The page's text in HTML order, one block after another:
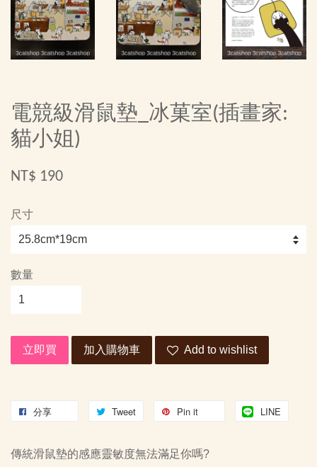
電競級滑鼠墊_冰菓室(插畫家:
貓小姐)
NT$ 190
尺寸
數量
立即買 加入購物車 Add to wishlist
分享 Tweet Pin it LINE
傳統滑鼠墊的感應靈敏度無法滿足你嗎?